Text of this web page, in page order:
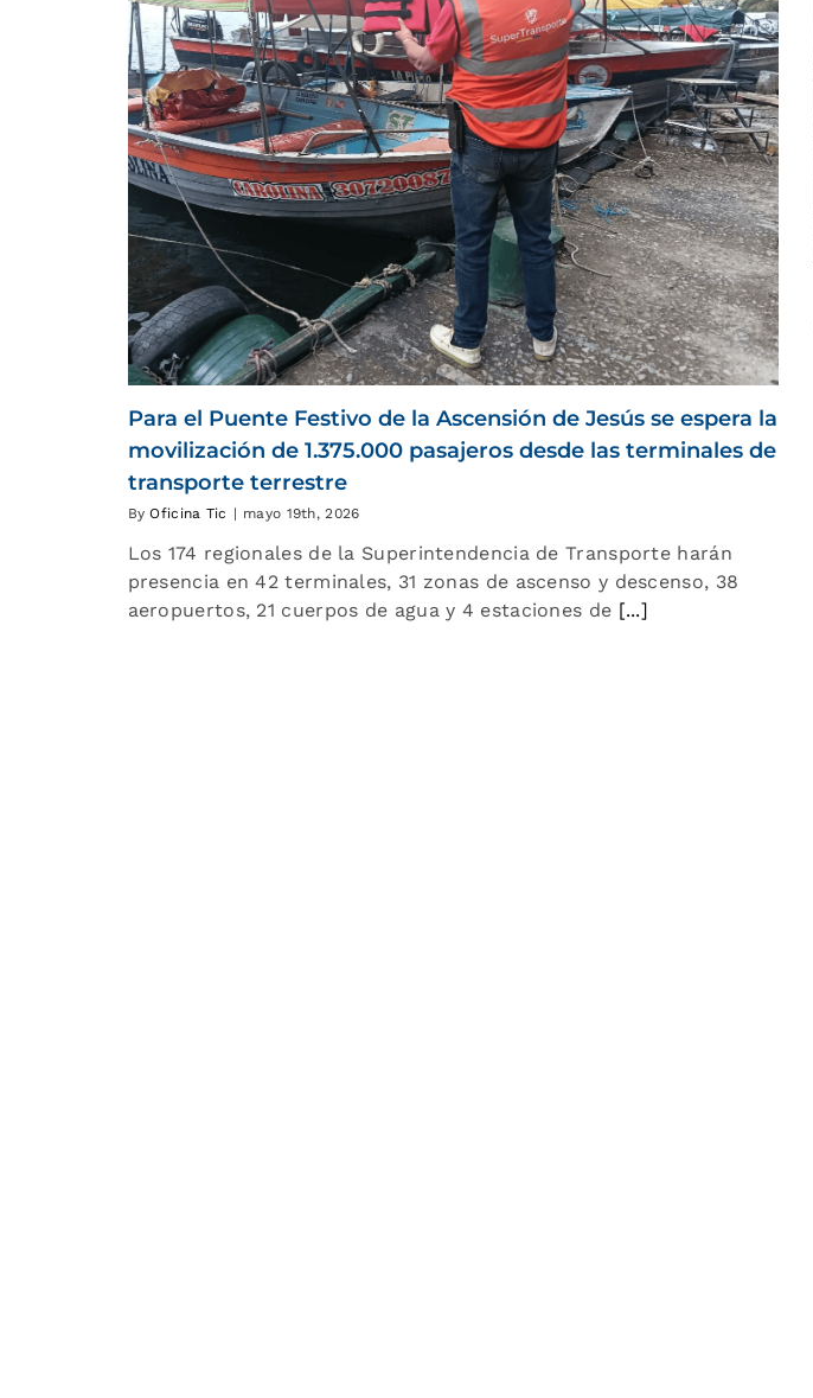
Para el Puente Festivo de la Ascensión de Jesús se espera la
movilización de 1.375.000 pasajeros desde las terminales de
transporte terrestre
ByOficina Tic | mayo 19th, 2026
Los 174 regionales de la Superintendencia de Transporte harán
presencia en 42 terminales, 31 zonas de ascenso y descenso, 38
aeropuertos, 21 cuerpos de agua y 4 estaciones de [...]